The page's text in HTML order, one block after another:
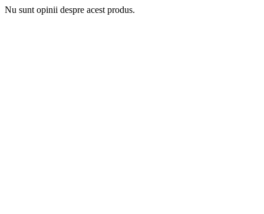
Nu sunt opinii despre acest produs.